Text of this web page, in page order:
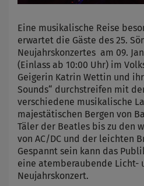
Eine musikalische Reise
erwartet die Gäste des 25.
Neujahrskonzertes am 09.
(Einlass ab 10:00 Uhr) im
Geigerin Katrin Wettin und
Sounds“ durchstreifen mit
verschiedene musikalische
majestätischen Bergen von
Täler der Beatles bis zu den
von AC/DC und der leichten
Gespannt sein kann das
eine atemberaubende Licht-
Neujahrskonzert.